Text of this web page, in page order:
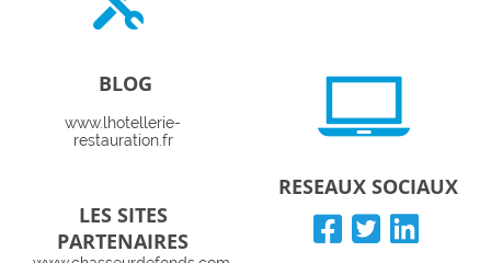
BLOG
www.lhotellerie-
restauration.fr
LES SITES
PARTENAIRES
RESEAUX SOCIAUX